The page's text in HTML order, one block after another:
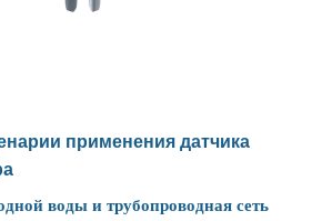
применения датчика
воды и трубопроводная сеть